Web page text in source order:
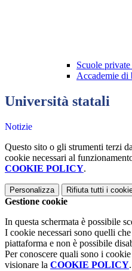
Scuole
Accademie di
Università statali
Notizie
Questo sito o gli strumenti terzi
cookie necessari al
COOKIE POLICY.
Personalizza Rifiuta tutti i
Gestione cookie
In questa schermata è possibile
I cookie necessari sono quelli
piattaforma e non è possibile
Per conoscere quali sono i
visionare la COOKIE POLICY.